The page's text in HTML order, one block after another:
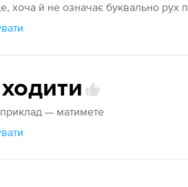
хоча й не означає буквально рух
ходити
приклад — матимете